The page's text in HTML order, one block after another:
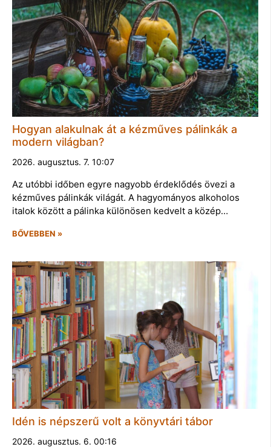
Hogyan alakulnak át a kézműves pálinkák a
modern világban?
2026. augusztus. 7. 10:07
Az utóbbi időben egyre nagyobb érdeklődés övezi a
kézműves pálinkák világát. A hagyományos alkoholos
italok között a pálinka különösen kedvelt a közép…
BŐVEBBEN »
Idén is népszerű volt a könyvtári tábor
2026. augusztus. 6. 00:16